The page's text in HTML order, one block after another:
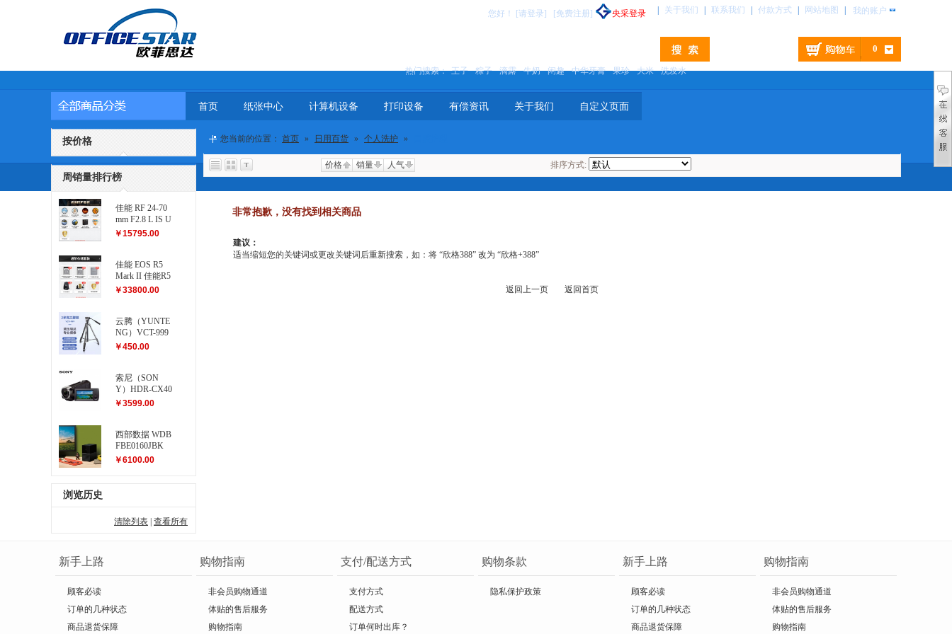
我的账户
关于我们 联系我们 付款方式 网站地图
您好 ！ [请登录] [免费注册] 央采登录
0
热门搜索： 王子 粽子 滴露 牛奶 闲趣 中华牙膏 果珍 大米 洗发水
首页 纸张中心 计算机设备 打印设备 有偿资讯 关于我们 自定义页面
您当前的位置： 首页 » 日用百货 » 个人洗护 »
价格 销量 人气 排序方式:
非常抱歉，没有找到相关商品
建议：
适当缩短您的关键词或更改关键词后重新搜索，如：将 “欣格388” 改为 “欣格+388”
返回上一页 返回首页
按价格
周销量排行榜
佳能 RF 24-70
mm F2.8 L IS U
SM 滤镜防护
￥15795.00
佳能 EOS R5
Mark II 佳能R5
二代...
￥33800.00
云腾（YUNTE
NG）VCT-999
大型三脚架
￥450.00
索尼（SON
Y）HDR-CX40
5 高清数码摄
￥3599.00
西部数据 WDB
FBE0160JBK
My Book Duo...
￥6100.00
浏览历史
清除列表 查看所有
新手上路
顾客必读
订单的几种状态
商品退货保障
购物指南
非会员购物通道
体贴的售后服务
购物指南
支付/配送方式
支付方式
配送方式
订单何时出库？
购物条款
隐私保护政策
新手上路
顾客必读
订单的几种状态
商品退货保障
购物指南
非会员购物通道
体贴的售后服务
购物指南